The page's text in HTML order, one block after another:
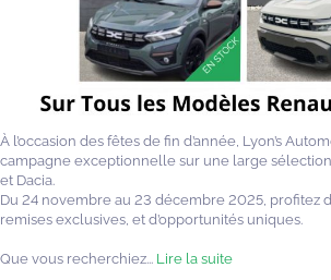
À l’occasion des fêtes de fin d’année, Lyon’s
campagne exceptionnelle sur une large
et Dacia.
Du 24 novembre au 23 décembre 2025, profitez
remises exclusives, et d’opportunités uniques.
Que vous recherchiez... Lire la suite